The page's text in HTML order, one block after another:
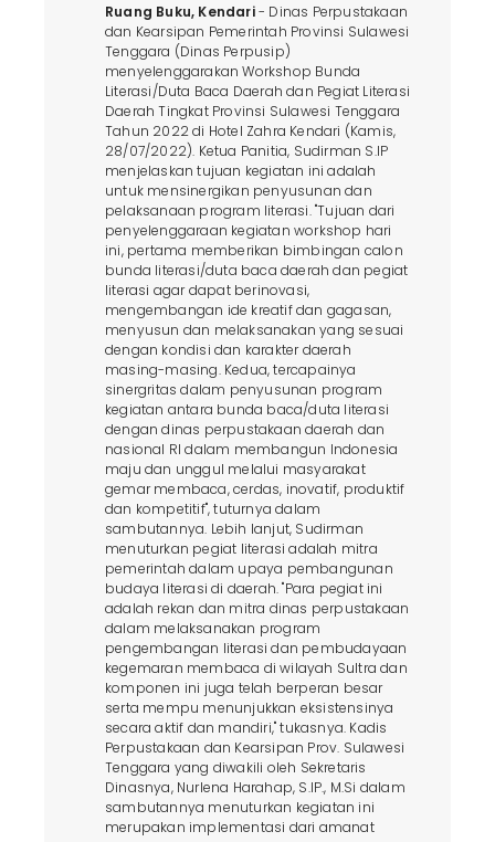
Ruang Buku, Kendari- Dinas Perpustakaan
dan Kearsipan Pemerintah Provinsi Sulawesi
Tenggara (Dinas Perpusip)
menyelenggarakan Workshop Bunda
Literasi/Duta Baca Daerah dan Pegiat Literasi
Daerah Tingkat Provinsi Sulawesi Tenggara
Tahun 2022 di Hotel Zahra Kendari (Kamis,
28/07/2022). Ketua Panitia, Sudirman S.IP
menjelaskan tujuan kegiatan ini adalah
untuk mensinergikan penyusunan dan
pelaksanaan program literasi. "Tujuan dari
penyelenggaraan kegiatan workshop hari
ini, pertama memberikan bimbingan calon
bunda literasi/duta baca daerah dan pegiat
literasi agar dapat berinovasi,
mengembangan ide kreatif dan gagasan,
menyusun dan melaksanakan yang sesuai
dengan kondisi dan karakter daerah
masing-masing. Kedua, tercapainya
sinergritas dalam penyusunan program
kegiatan antara bunda baca/duta literasi
dengan dinas perpustakaan daerah dan
nasional RI dalam membangun Indonesia
maju dan unggul melalui masyarakat
gemar membaca, cerdas, inovatif, produktif
dan kompetitif", tuturnya dalam
sambutannya. Lebih lanjut, Sudirman
menuturkan pegiat literasi adalah mitra
pemerintah dalam upaya pembangunan
budaya literasi di daerah. "Para pegiat ini
adalah rekan dan mitra dinas perpustakaan
dalam melaksanakan program
pengembangan literasi dan pembudayaan
kegemaran membaca di wilayah Sultra dan
komponen ini juga telah berperan besar
serta mempu menunjukkan eksistensinya
secara aktif dan mandiri," tukasnya. Kadis
Perpustakaan dan Kearsipan Prov. Sulawesi
Tenggara yang diwakili oleh Sekretaris
Dinasnya, Nurlena Harahap, S.IP., M.Si dalam
sambutannya menuturkan kegiatan ini
merupakan implementasi dari amanat